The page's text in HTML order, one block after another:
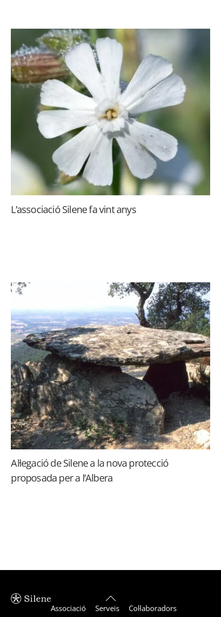
L’associació Silene fa vint anys
Al·legació de Silene a la nova protecció
proposada per a l’Albera
Back
To
Associació Serveis Col·laboradors